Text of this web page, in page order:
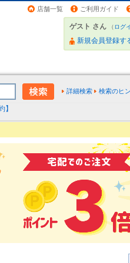
店舗一覧 ご利用ガイド
ゲスト さん （ログ
新規会員登録す
詳細検索 検索のヒ
】